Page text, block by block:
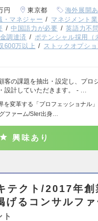
円 東京都 海外展開
・マネジャー マネジメント
中国語力が必要 英語力不問
調達済 ポテンシャル採用（
600万以上 ストックオプショ
客の課題を抽出・設定し、プロ
設計していただきます。 - …
を変革する「プロフェッショナ
ファーム/SIer出身…
興味あり
テクト/2017年
るコンサルファ
ト